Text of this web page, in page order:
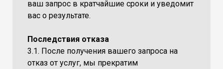
ваш запрос в кратчайшие сроки и уведомит
вас о результате.
Последствия отказа
3.1. После получения вашего запроса на
отказ от услуг, мы прекратим